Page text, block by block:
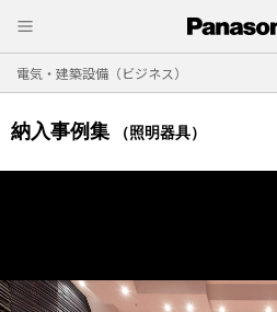
電気・建築設備（ビジネス）
納入事例集 （照明器具）